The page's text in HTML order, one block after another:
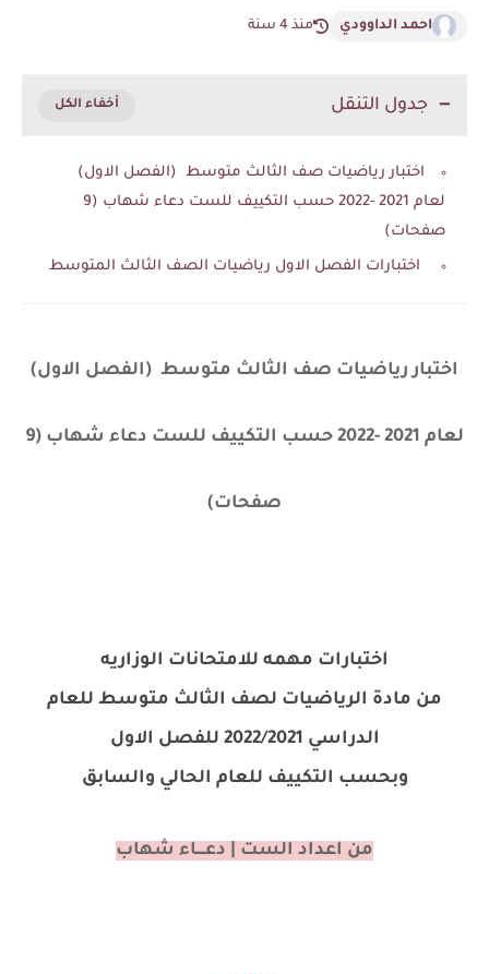
احمد الداوودي منذ 4 سنة
جدول التنقل
اختبار رياضيات صف الثالث متوسط (الفصل الاول)
لعام 2021 -2022 حسب التكييف للست دعاء شهاب (9
صفحات)
اختبارات الفصل الاول رياضيات الصف الثالث المتوسط
اختبار رياضيات صف الثالث متوسط (الفصل الاول)
لعام 2021 -2022 حسب التكييف للست دعاء شهاب (9
صفحات)
اختبارات مهمه للامتحانات الوزاريه
من مادة الرياضيات لصف الثالث متوسط للعام
الدراسي 2022/2021 للفصل الاول
وبحسب التكييف للعام الحالي والسابق
من اعداد الست | دعــــاء شهاب